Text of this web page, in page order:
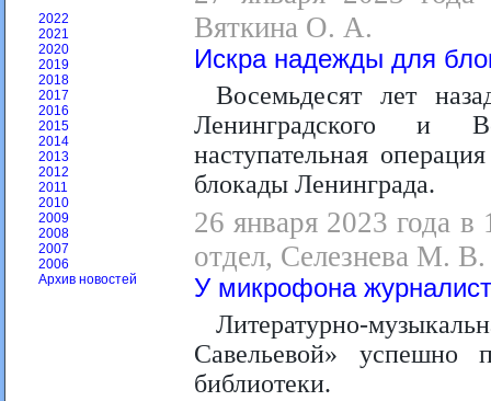
2022
2021
2020
2019
2018
2017
2016
2015
2014
2013
2012
2011
2010
2009
2008
2007
2006
Архив новостей
Вяткина О. А.
Искра надежды для
Восемьдесят лет
Ленинградского и
наступательная
блокады Ленинграда.
26 января 2023 года
отдел, Селезнева М. В.
У микрофона журналист
Литературно-
Савельевой» успешно
библиотеки.